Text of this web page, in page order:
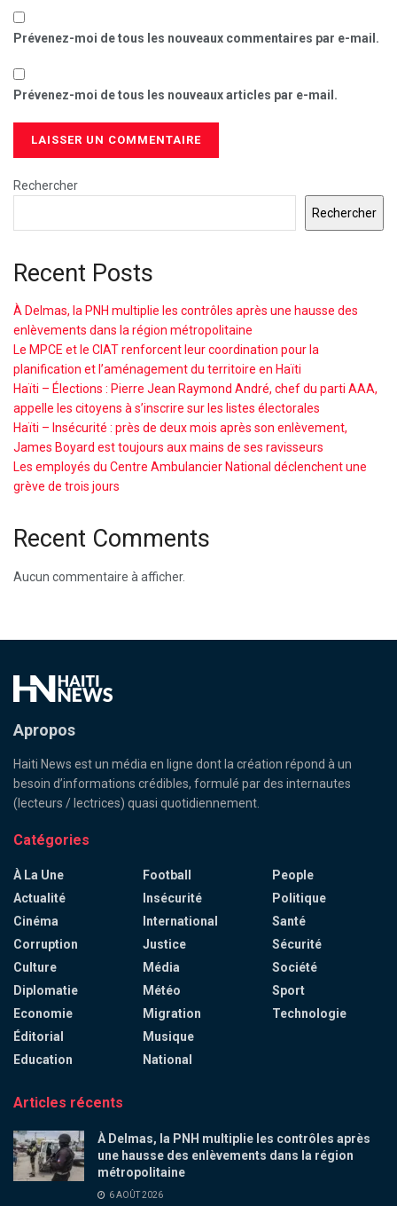
Prévenez-moi de tous les nouveaux commentaires par e-mail.
Prévenez-moi de tous les nouveaux articles par e-mail.
Rechercher
Rechercher
Recent Posts
À Delmas, la PNH multiplie les contrôles après une hausse des
enlèvements dans la région métropolitaine
Le MPCE et le CIAT renforcent leur coordination pour la
planification et l’aménagement du territoire en Haïti
Haïti – Élections : Pierre Jean Raymond André, chef du parti AAA,
appelle les citoyens à s’inscrire sur les listes électorales
Haïti – Insécurité : près de deux mois après son enlèvement,
James Boyard est toujours aux mains de ses ravisseurs
Les employés du Centre Ambulancier National déclenchent une
grève de trois jours
Recent Comments
Aucun commentaire à afficher.
Apropos
Haiti News est un média en ligne dont la création répond à un
besoin d’informations crédibles, formulé par des internautes
(lecteurs / lectrices) quasi quotidiennement.
Catégories
À La Une
Actualité
Cinéma
Corruption
Culture
Diplomatie
Economie
Éditorial
Education
Football
Insécurité
International
Justice
Média
Météo
Migration
Musique
National
People
Politique
Santé
Sécurité
Société
Sport
Technologie
Articles récents
À Delmas, la PNH multiplie les contrôles après
une hausse des enlèvements dans la région
métropolitaine
6 AOÛT 2026